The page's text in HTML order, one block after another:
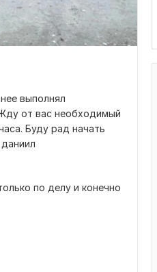
выполнял
Жду от вас необходимый
Буду рад начать
по делу и конечно